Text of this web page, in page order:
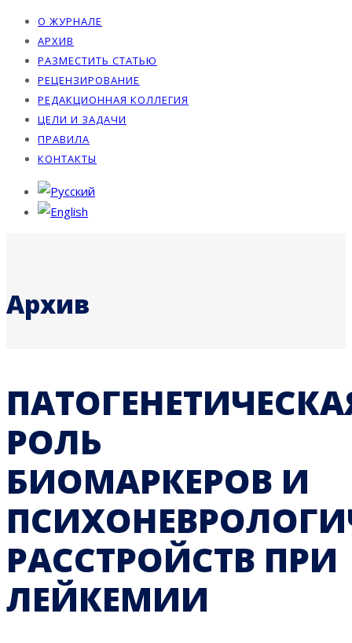
О ЖУРНАЛЕ
АРХИВ
РАЗМЕСТИТЬ СТАТЬЮ
РЕЦЕНЗИРОВАНИЕ
РЕДАКЦИОННАЯ КОЛЛЕГИЯ
ЦЕЛИ И ЗАДАЧИ
ПРАВИЛА
КОНТАКТЫ
Архив
РОЛЬ
БИОМАРКЕРОВ И
РАССТРОЙСТВ ПРИ
ЛЕЙКЕМИИ